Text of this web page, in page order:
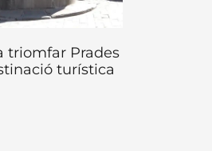
triomfar Prades
turística